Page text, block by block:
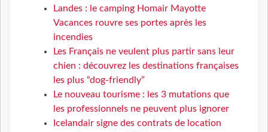
Landes : le camping Homair Mayotte
Vacances rouvre ses portes après les
incendies
Les Français ne veulent plus partir sans leur
chien : découvrez les destinations françaises
les plus “dog-friendly”
Le nouveau tourisme : les 3 mutations que
les professionnels ne peuvent plus ignorer
Icelandair signe des contrats de location